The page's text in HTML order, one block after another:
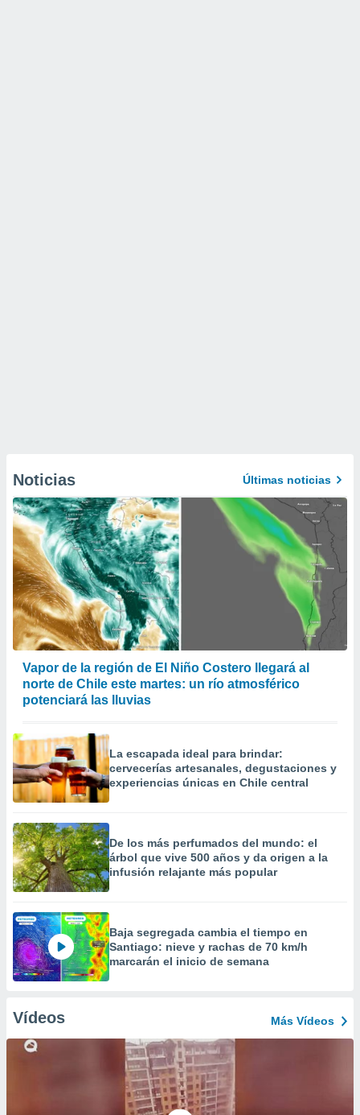
Noticias Últimas noticias
Vapor de la región de El Niño Costero llegará al
norte de Chile este martes: un río atmosférico
potenciará las lluvias
La escapada ideal para brindar:
cervecerías artesanales, degustaciones y
experiencias únicas en Chile central
De los más perfumados del mundo: el
árbol que vive 500 años y da origen a la
infusión relajante más popular
Baja segregada cambia el tiempo en
Santiago: nieve y rachas de 70 km/h
marcarán el inicio de semana
Vídeos Más Vídeos